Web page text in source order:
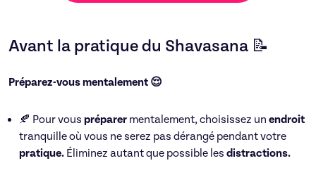
Avant la pratique du Shavasana 📝
Préparez-vous mentalement 😌
🍂 Pour vous préparer mentalement, choisissez un endroit
tranquille où vous ne serez pas dérangé pendant votre
pratique. Éliminez autant que possible les distractions.